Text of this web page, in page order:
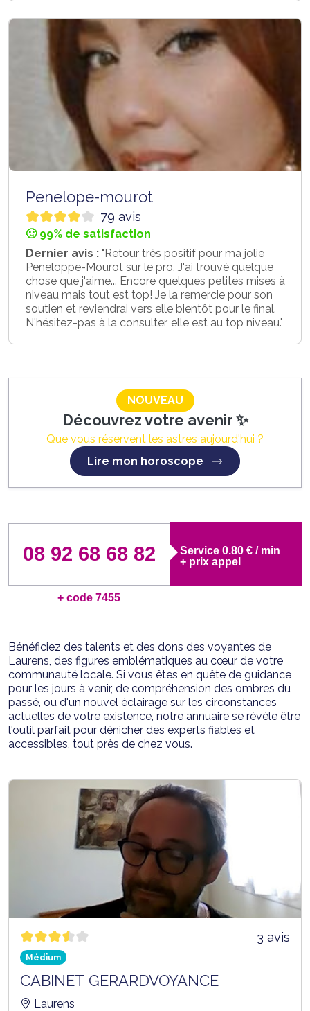
Penelope-mourot
79 avis
🙂 99% de satisfaction
Dernier avis : "Retour très positif pour ma jolie
Peneloppe-Mourot sur le pro. J'ai trouvé quelque
chose que j'aime... Encore quelques petites mises à
niveau mais tout est top! Je la remercie pour son
soutien et reviendrai vers elle bientôt pour le final.
N'hésitez-pas à la consulter, elle est au top niveau."
NOUVEAU
Découvrez votre avenir ✨
Que vous réservent les astres aujourd'hui ?
Lire mon horoscope
08 92 68 68 82
+ code 7455
Service 0.80 € / min
+ prix appel
Bénéficiez des talents et des dons des voyantes de
Laurens, des figures emblématiques au cœur de votre
communauté locale. Si vous êtes en quête de guidance
pour les jours à venir, de compréhension des ombres du
passé, ou d'un nouvel éclairage sur les circonstances
actuelles de votre existence, notre annuaire se révèle être
l'outil parfait pour dénicher des experts fiables et
accessibles, tout près de chez vous.
3 avis
Médium
CABINET GERARDVOYANCE
Laurens